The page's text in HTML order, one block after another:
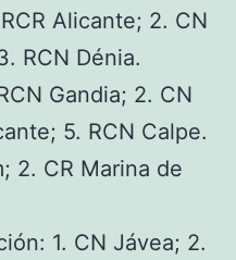
Alicante; 2. CN
RCN Dénia.
Gandia; 2. CN
5. RCN Calpe.
2. CR Marina de
1. CN Jávea; 2.